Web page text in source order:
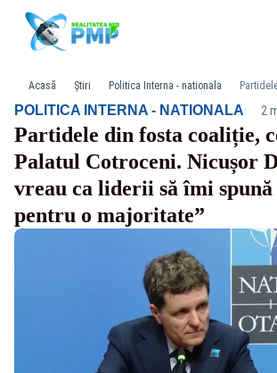
Acasă Știri Politica Interna - nationala
POLITICA INTERNA - NATIONALA· 2
Partidele din fosta coaliție,
Palatul Cotroceni. Nicușor
vreau ca liderii să îmi spună
pentru o majoritate”